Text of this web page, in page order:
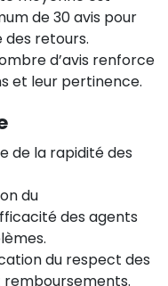
de 30 avis pour
retours.
d’avis renforce
et leur pertinence.
de la rapidité des
du
des agents
du respect des
remboursements.